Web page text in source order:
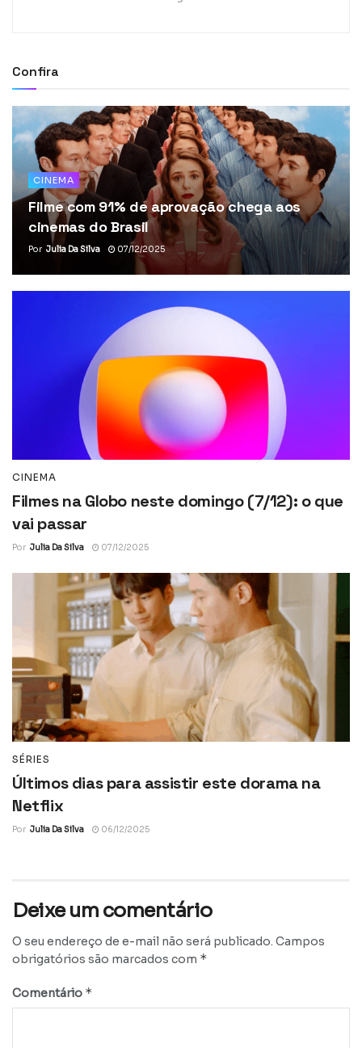
Confira
CINEMA
Filme com 91% de aprovação chega aos
cinemas do Brasil
Por Julia Da Silva 07/12/2025
CINEMA
Filmes na Globo neste domingo (7/12): o que
vai passar
Por Julia Da Silva 07/12/2025
SÉRIES
Últimos dias para assistir este dorama na
Netflix
Por Julia Da Silva 06/12/2025
Deixe um comentário
O seu endereço de e-mail não será publicado. Campos
obrigatórios são marcados com *
Comentário *